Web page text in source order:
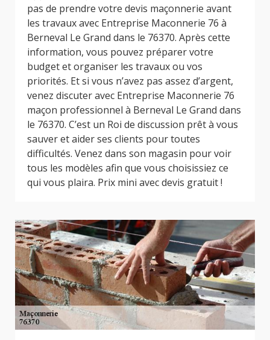
pas de prendre votre devis maçonnerie avant
les travaux avec Entreprise Maconnerie 76 à
Berneval Le Grand dans le 76370. Après cette
information, vous pouvez préparer votre
budget et organiser les travaux ou vos
priorités. Et si vous n’avez pas assez d’argent,
venez discuter avec Entreprise Maconnerie 76
maçon professionnel à Berneval Le Grand dans
le 76370. C’est un Roi de discussion prêt à vous
sauver et aider ses clients pour toutes
difficultés. Venez dans son magasin pour voir
tous les modèles afin que vous choisissiez ce
qui vous plaira. Prix mini avec devis gratuit !